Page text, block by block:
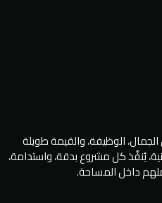
الوظيفة، والقيمة طويلة
يُنفَّذ كل مشروع بدقة، واستدامة،
داخل المساحة.